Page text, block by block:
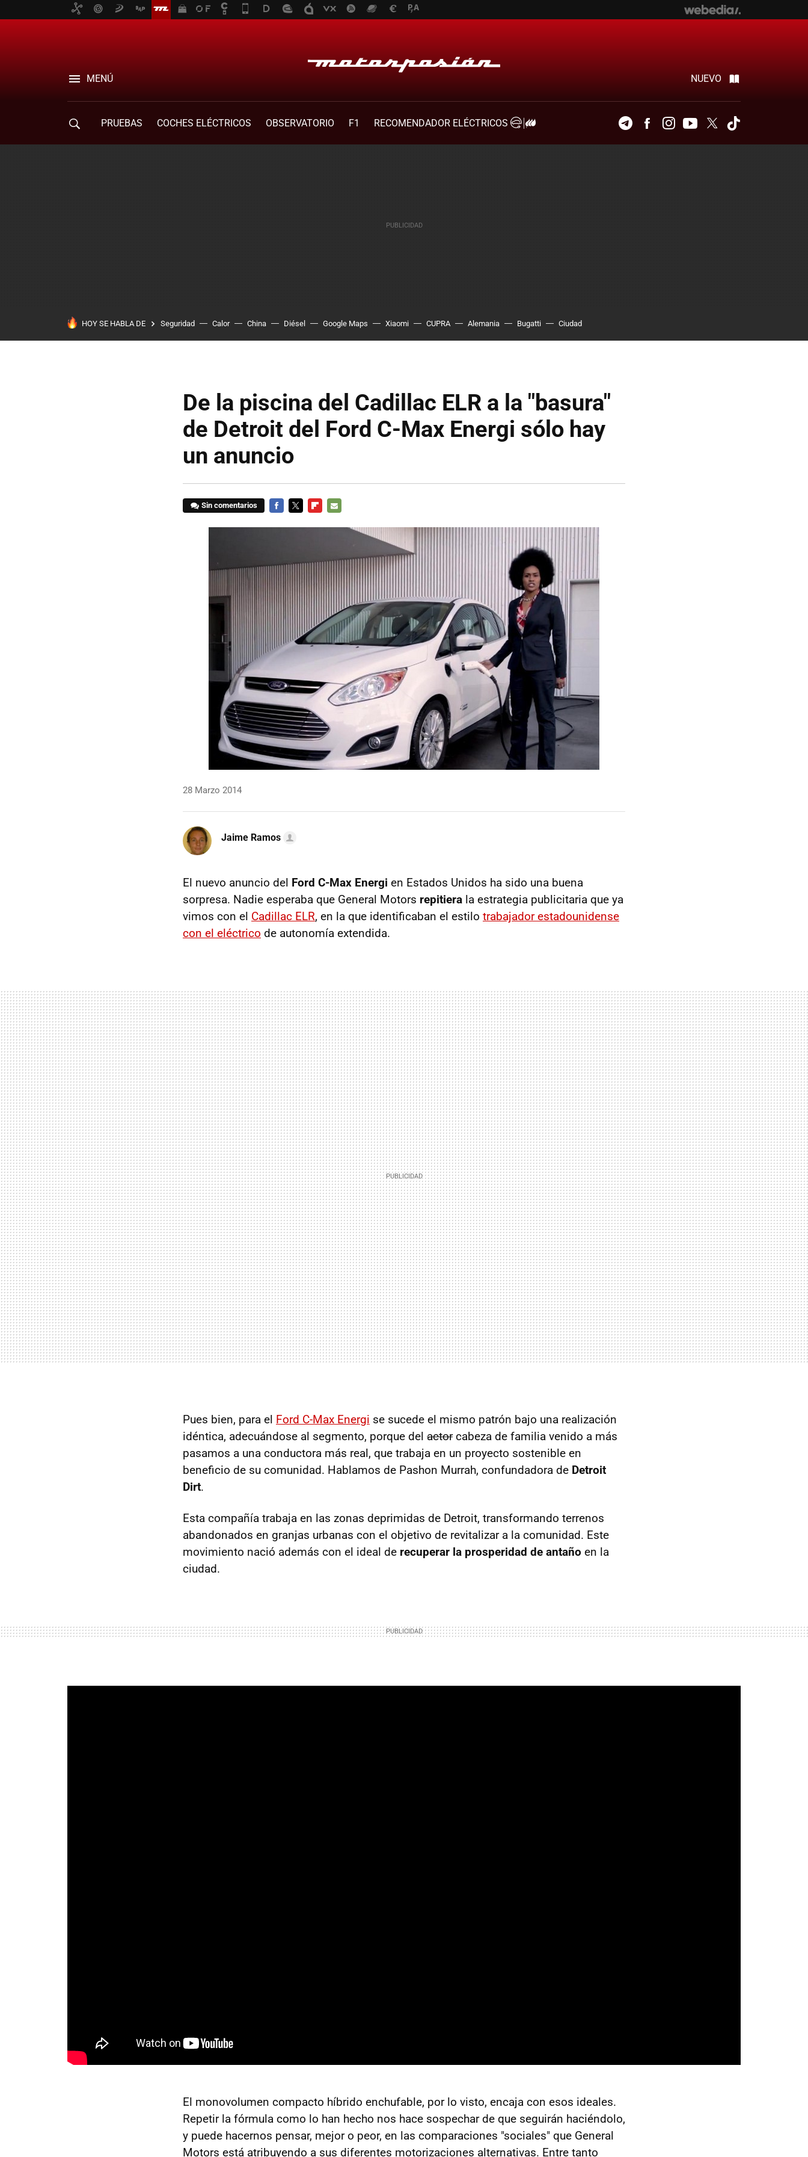
MENÚ NUEVO
PRUEBAS COCHES ELÉCTRICOS OBSERVATORIO F1
RECOMENDADOR ELÉCTRICOS
TelegramFacebookInstagramYoutubeTwitter
HOY SE HABLA DE Seguridad Calor China Diésel Google Maps Xiaomi CUPRA Alemania Bugatti Ciudad
De la piscina del Cadillac ELR a la "basura"
de Detroit del Ford C-Max Energi sólo hay
un anuncio
Sin comentarios
28 Marzo 2014
Jaime Ramos
El nuevo anuncio del Ford C-Max Energi en Estados Unidos ha sido una buena
sorpresa. Nadie esperaba que General Motors repitiera la estrategia publicitaria que ya
vimos con el Cadillac ELR, en la que identificaban el estilo trabajador estadounidense
con el eléctrico de autonomía extendida.
Pues bien, para el Ford C-Max Energi se sucede el mismo patrón bajo una realización
idéntica, adecuándose al segmento, porque del actorcabeza de familia venido a más
pasamos a una conductora más real, que trabaja en un proyecto sostenible en
beneficio de su comunidad. Hablamos de Pashon Murrah, confundadora de Detroit
Dirt.
Esta compañía trabaja en las zonas deprimidas de Detroit, transformando terrenos
abandonados en granjas urbanas con el objetivo de revitalizar a la comunidad. Este
movimiento nació además con el ideal de recuperar la prosperidad de antaño en la
ciudad.
El monovolumen compacto híbrido enchufable, por lo visto, encaja con esos ideales.
Repetir la fórmula como lo han hecho nos hace sospechar de que seguirán haciéndolo,
y puede hacernos pensar, mejor o peor, en las comparaciones "sociales" que General
Motors está atribuyendo a sus diferentes motorizaciones alternativas. Entre tanto